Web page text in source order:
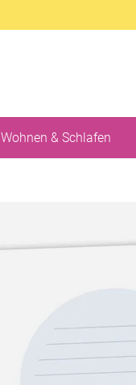
Wohnen & Schlafen